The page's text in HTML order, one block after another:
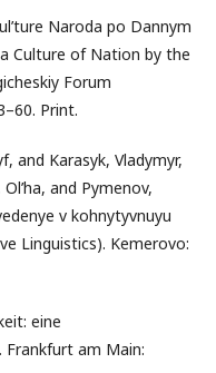
Naroda po Dannym
Culture of Nation by the
Forum
Print.
and Karasyk, Vladymyr,
and Pymenov,
v kohnytyvnuyu
Linguistics). Kemerovo:
eine
Frankfurt am Main: